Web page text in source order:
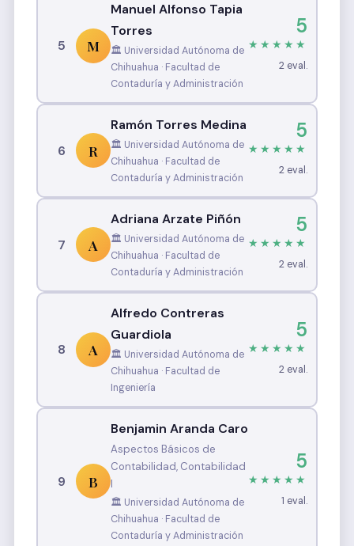
5 M
Manuel Alfonso Tapia
Torres
🏛️ Universidad Autónoma de
Chihuahua · Facultad de
Contaduría y Administración
5
★★★★★
2 eval.
6 R
Ramón Torres Medina
🏛️ Universidad Autónoma de
Chihuahua · Facultad de
Contaduría y Administración
5
★★★★★
2 eval.
7 A
Adriana Arzate Piñón
🏛️ Universidad Autónoma de
Chihuahua · Facultad de
Contaduría y Administración
5
★★★★★
2 eval.
8 A
Alfredo Contreras
Guardiola
🏛️ Universidad Autónoma de
Chihuahua · Facultad de
Ingeniería
5
★★★★★
2 eval.
9 B
Benjamin Aranda Caro
Aspectos Básicos de
Contabilidad, Contabilidad
I
🏛️ Universidad Autónoma de
Chihuahua · Facultad de
Contaduría y Administración
5
★★★★★
1 eval.